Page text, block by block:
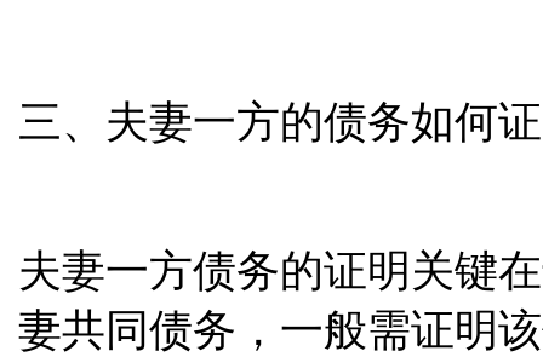
三、夫妻一方的债务如何
夫妻一方债务的证明关键
妻共同债务，一般需证明